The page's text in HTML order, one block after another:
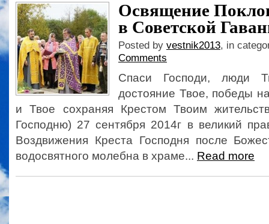
Освящение
в Советской
Posted by vestnik2013, in
Comments
Спаси Господи, люди
достояние Твое, победы
и Твое сохраняя Крестом Твоим
Господню) 27 сентября 2014г в великий
Воздвижения Креста Господня после
водосвятного молебна в храме... Read more